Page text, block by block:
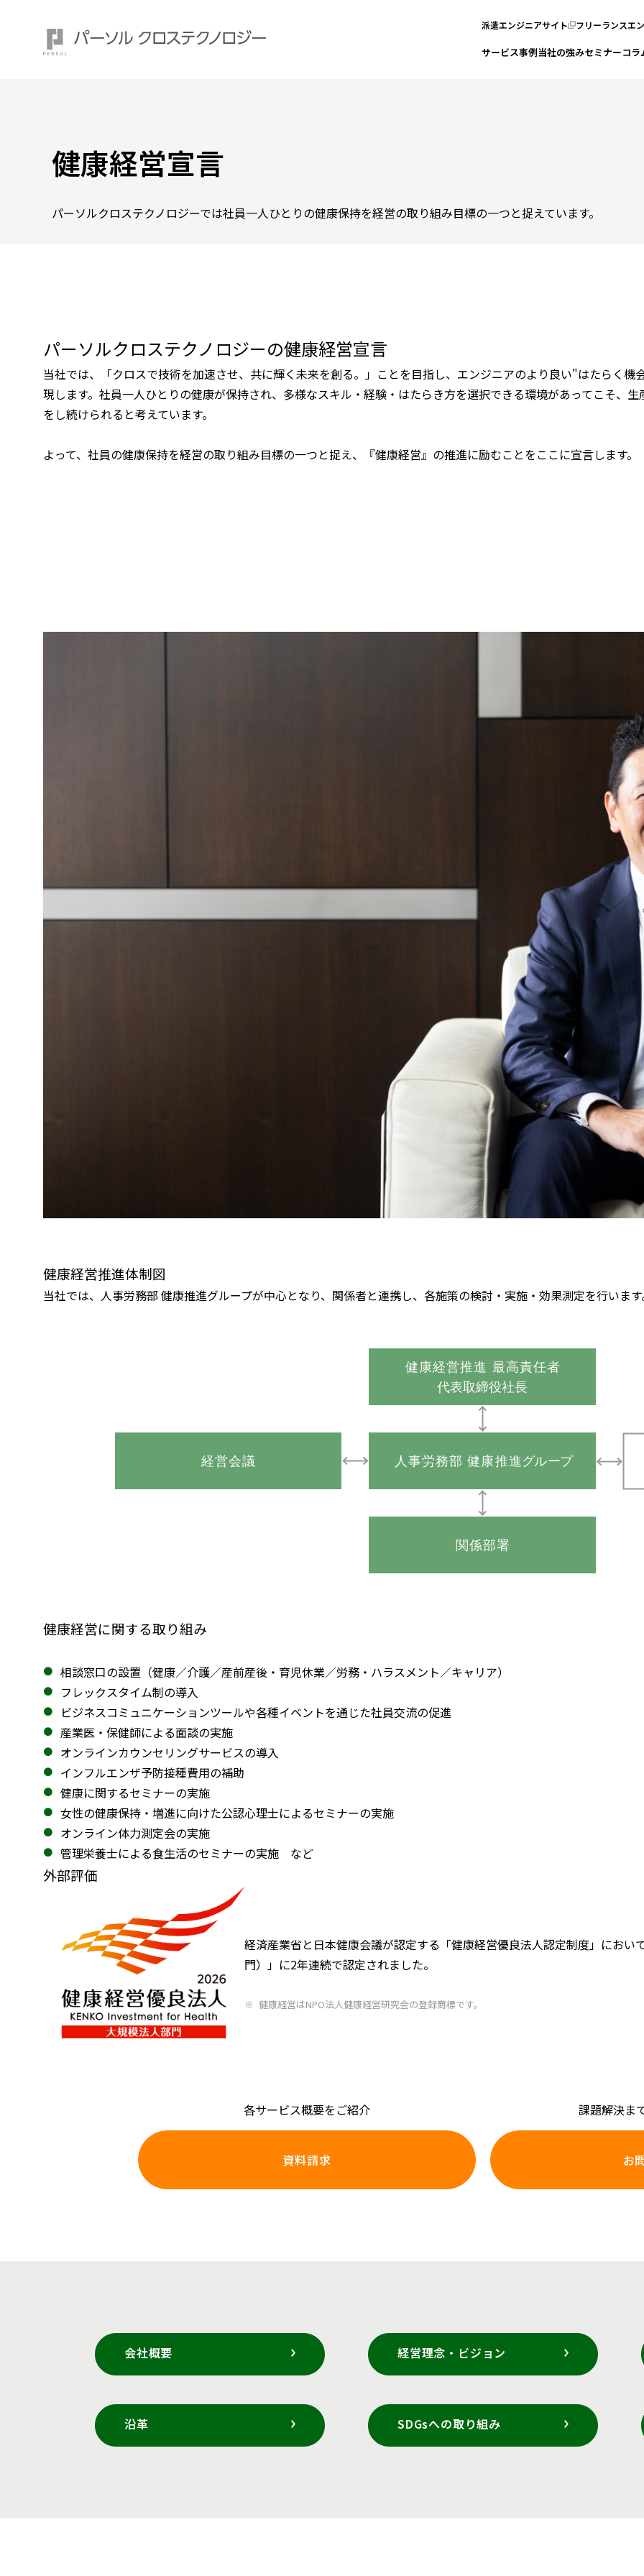
派遣エンジニアサイト フリーランスエ
サービス事例当社の強みセミナーコラ
注目ワード：
健康経営宣言
パーソルクロステクノロジーでは社員一人ひとりの健康保持を経営の取り組み目標の一つと捉えています。
パーソルクロステクノロジーの健康経営宣言
当社では、「クロスで技術を加速させ、共に輝く未来を創る。」ことを目指し、エンジニアのより良い"はたらく
現します。社員一人ひとりの健康が保持され、多様なスキル・経験・はたらき方を選択できる環境があってこそ、
をし続けられると考えています。
よって、社員の健康保持を経営の取り組み目標の一つと捉え、『健康経営』の推進に励むことをここに宣言します。
健康経営推進体制図
当社では、人事労務部 健康推進グループが中心となり、関係者と連携し、各施策の検討・実施・効果測定を行いま
健康経営に関する取り組み
相談窓口の設置（健康／介護／産前産後・育児休業／労務・ハラスメント／キャリア）
フレックスタイム制の導入
ビジネスコミュニケーションツールや各種イベントを通じた社員交流の促進
産業医・保健師による面談の実施
オンラインカウンセリングサービスの導入
インフルエンザ予防接種費用の補助
健康に関するセミナーの実施
女性の健康保持・増進に向けた公認心理士によるセミナーの実施
オンライン体力測定会の実施
管理栄養士による食生活のセミナーの実施 など
外部評価
経済産業省と日本健康会議が認定する「健康経営優良法人認定制度」におい
門）」に2年連続で認定されました。
健康経営はNPO法人健康経営研究会の登録商標です。
各サービス概要をご紹介
資料請求
課題解決ま
お
会社概要 経営理念・ビジョン
沿革 SDGsへの取り組み